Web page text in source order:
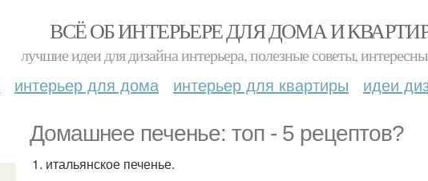
ВСЁ ОБ ИНТЕРЬЕРЕ ДЛЯ ДОМА И
лучшие идеи для дизайна интерьера, полезные советы,
интерьер для дома интерьер для квартиры идеи
Домашнее печенье: топ - 5 рецептов?
1. итальянское печенье.